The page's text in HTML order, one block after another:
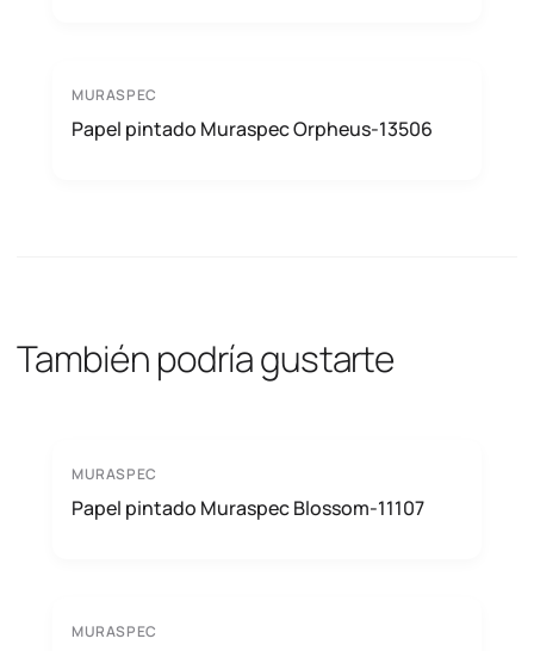
MURASPEC
Papel pintado Muraspec Orpheus-13506
También podría gustarte
MURASPEC
Papel pintado Muraspec Blossom-11107
MURASPEC